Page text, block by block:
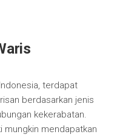
terdapat
berdasarkan jenis
kekerabatan.
mungkin mendapatkan